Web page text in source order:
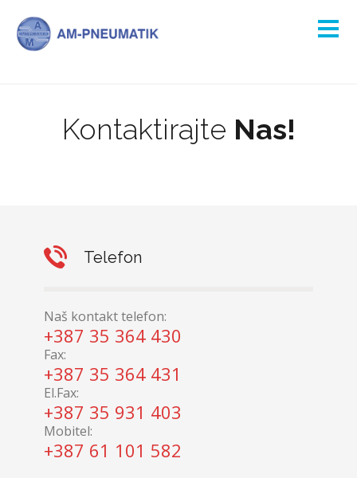
Kontaktirajte Nas!
Telefon
Naš kontakt telefon:
+387 35 364 430
Fax:
+387 35 364 431
El.Fax:
+387 35 931 403
Mobitel:
+387 61 101 582